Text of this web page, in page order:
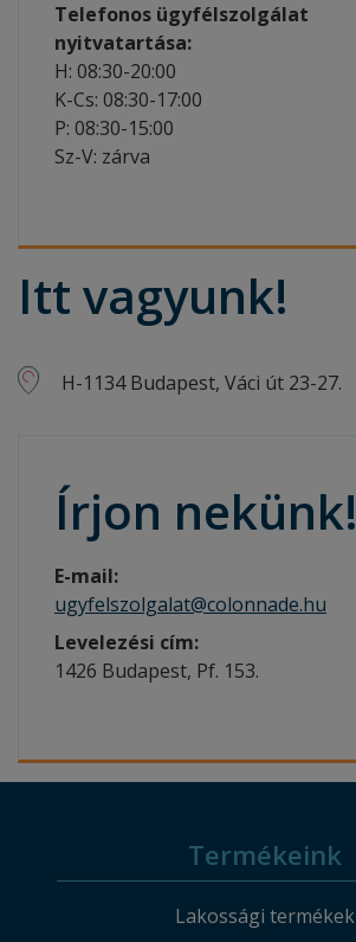
Telefonos ügyfélszolgálat
nyitvatartása:
H: 08:30-20:00
K-Cs: 08:30-17:00
P: 08:30-15:00
Sz-V: zárva
Itt vagyunk!
H-1134 Budapest, Váci út 23-27.
Írjon nekünk!
E-mail:
ugyfelszolgalat@colonnade.hu
Levelezési cím:
1426 Budapest, Pf. 153.
Termékeink
Lakossági termékek